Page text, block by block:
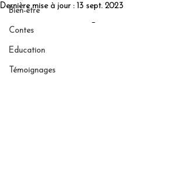
Bien-être
Contes
Education
Témoignages
Dernière mise à jour : 13 sept. 2023